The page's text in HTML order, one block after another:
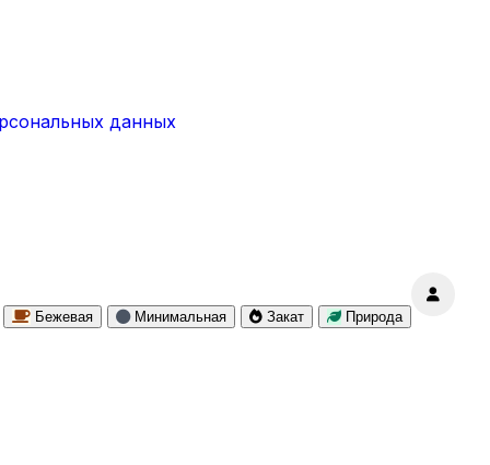
данных
Бежевая Минимальная Закат Природа